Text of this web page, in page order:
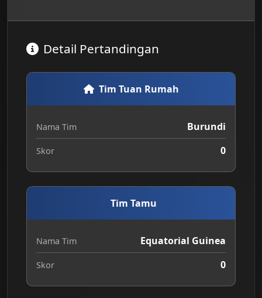
Detail Pertandingan
Tim Tuan Rumah
Nama Tim Burundi
Skor 0
Tim Tamu
Nama Tim Equatorial Guinea
Skor 0